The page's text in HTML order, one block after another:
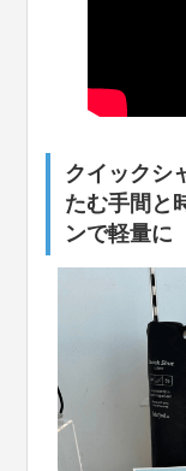
クイックシ
たむ手間と
ンで軽量に